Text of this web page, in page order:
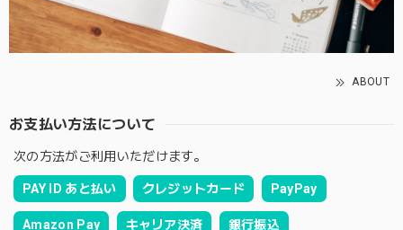
ABOUT
お支払い方法について
次の方法がご利用いただけます。
PAY ID あと払い クレジットカード PayPay
Amazon Pay キャリア決済 銀行振込